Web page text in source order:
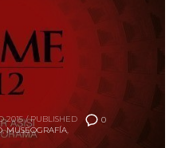
0
2015 / PUBLISHED
,MUSEOGRAFÍA,